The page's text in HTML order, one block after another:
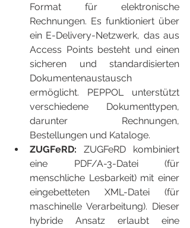
Format für elektronische
Rechnungen. Es funktioniert über
ein E-Delivery-Netzwerk, das aus
Access Points besteht und einen
sicheren und standardisierten
Dokumentenaustausch
ermöglicht. PEPPOL unterstützt
verschiedene Dokumenttypen,
darunter Rechnungen,
Bestellungen und Kataloge.
ZUGFeRD: ZUGFeRD kombiniert
eine PDF/A-3-Datei (für
menschliche Lesbarkeit) mit einer
eingebetteten XML-Datei (für
maschinelle Verarbeitung). Dieser
hybride Ansatz erlaubt eine